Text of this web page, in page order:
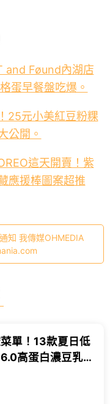
and Føund內湖店
蛋早餐盤吃爆。
25元小美紅豆粉粿
公開。
這天開賣！紫
應援棒圖案超推
知 我傳媒OHMEDIA
單！13款夏日低
高蛋白濃豆乳
。